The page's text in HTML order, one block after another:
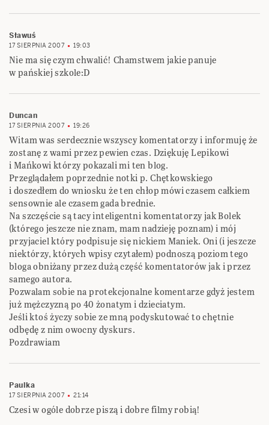
Sławuś
17 SIERPNIA 2007 19:03
Nie ma się czym chwalić! Chamstwem jakie panuje
w pańskiej szkole:D
Duncan
17 SIERPNIA 2007 19:26
Witam was serdecznie wszyscy komentatorzy i informuję że
zostanę z wami przez pewien czas. Dziękuję Lepikowi
i Mańkowi którzy pokazali mi ten blog.
Przeglądałem poprzednie notki p. Chętkowskiego
i doszedłem do wniosku że ten chłop mówi czasem całkiem
sensownie ale czasem gada brednie.
Na szczęście są tacy inteligentni komentatorzy jak Bolek
(którego jeszcze nie znam, mam nadzieję poznam) i mój
przyjaciel który podpisuje się nickiem Maniek. Oni (i jeszcze
niektórzy, których wpisy czytałem) podnoszą poziom tego
bloga obniżany przez dużą część komentatorów jak i przez
samego autora.
Pozwalam sobie na protekcjonalne komentarze gdyż jestem
już mężczyzną po 40 żonatym i dzieciatym.
Jeśli ktoś życzy sobie ze mną podyskutować to chętnie
odbędę z nim owocny dyskurs.
Pozdrawiam
Paulka
17 SIERPNIA 2007 21:14
Czesi w ogóle dobrze piszą i dobre filmy robią!